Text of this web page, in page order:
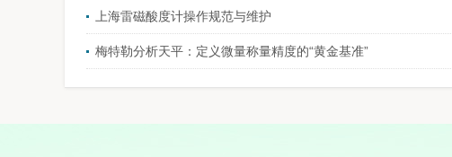
上海雷磁酸度计操作规范与维护
梅特勒分析天平：定义微量称量精度的“黄金基准”